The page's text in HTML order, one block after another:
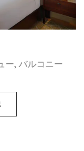
ー, バルコニー